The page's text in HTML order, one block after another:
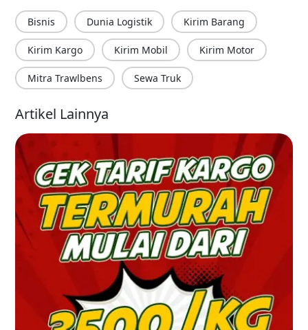
Bisnis Dunia Logistik Kirim Barang
Kirim Kargo Kirim Mobil Kirim Motor
Mitra Trawlbens Sewa Truk
Artikel Lainnya